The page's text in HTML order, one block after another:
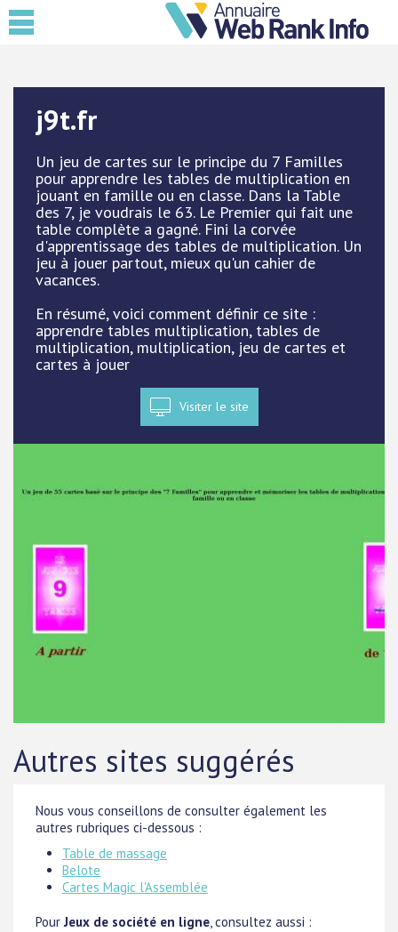
j9t.fr
Un jeu de cartes sur le principe du 7 Familles
pour apprendre les tables de multiplication en
jouant en famille ou en classe. Dans la Table
des 7, je voudrais le 63. Le Premier qui fait une
table complète a gagné. Fini la corvée
d'apprentissage des tables de multiplication. Un
jeu à jouer partout, mieux qu'un cahier de
vacances.
En résumé, voici comment définir ce site :
apprendre tables multiplication, tables de
multiplication, multiplication, jeu de cartes et
cartes à jouer
Visiter le site
Autres sites suggérés
Nous vous conseillons de consulter également les
autres rubriques ci-dessous :
Table de massage
Belote
Cartes Magic l'Assemblée
PourJeux de société en ligne, consultez aussi :